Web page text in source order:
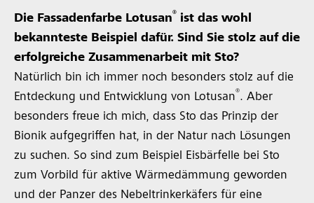
Die Fassadenfarbe Lotusan® ist das wohl
bekannteste Beispiel dafür. Sind Sie stolz auf die
erfolgreiche Zusammenarbeit mit Sto?
Natürlich bin ich immer noch besonders stolz auf die
Entdeckung und Entwicklung von Lotusan®. Aber
besonders freue ich mich, dass Sto das Prinzip der
Bionik aufgegriffen hat, in der Natur nach Lösungen
zu suchen. So sind zum Beispiel Eisbärfelle bei Sto
zum Vorbild für aktive Wärmedämmung geworden
und der Panzer des Nebeltrinkerkäfers für eine